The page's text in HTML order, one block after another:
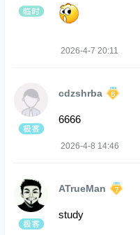
2026-4-7 20:11
cdzshrba
6666
2026-4-8 14:46
ATrueMan
study